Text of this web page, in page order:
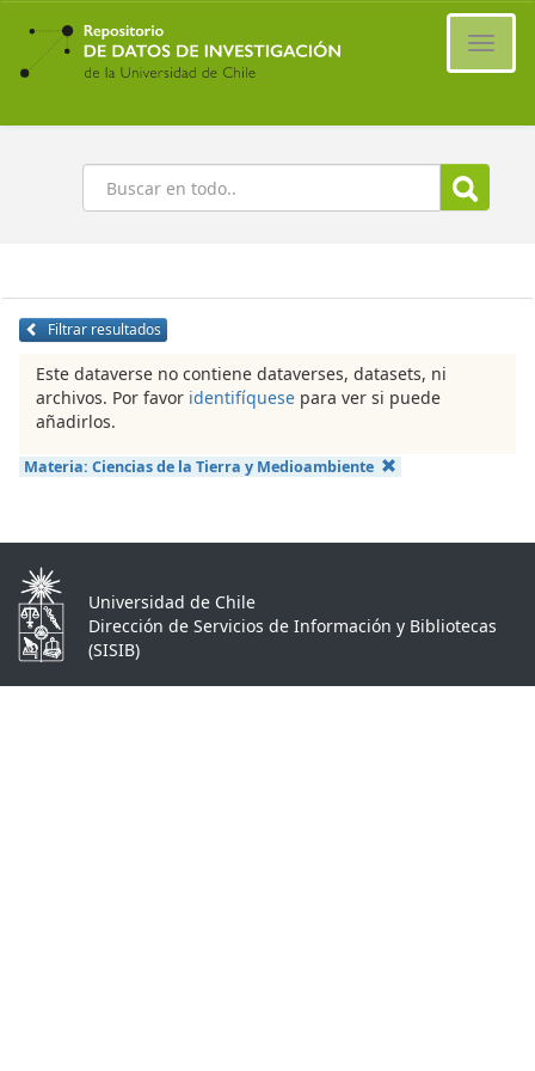
Ir
contenido
principal
Buscar
Filtrar resultados
Este dataverse no contiene dataverses, datasets, ni
archivos. Por favor identifíquese para ver si puede
añadirlos.
Materia: Ciencias de la Tierra y Medioambiente
Universidad de Chile
Dirección de Servicios de Información y Bibliotecas
(SISIB)